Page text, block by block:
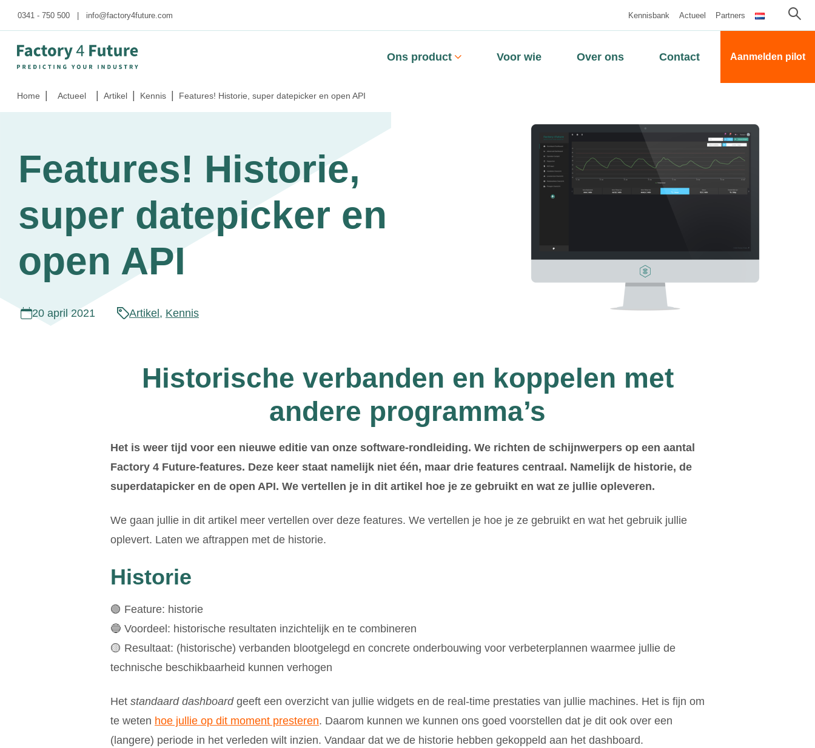
0341 - 750 500 | info@factory4future.com Kennisbank Actueel Partners
Ons product Voor wie Over ons Contact Aanmelden pilot
Home Actueel Artikel Kennis Features! Historie, super datepicker en open API
Features! Historie,
super datepicker en
open API
20 april 2021 Artikel , Kennis
Historische verbanden en koppelen met
andere programma’s
Het is weer tijd voor een nieuwe editie van onze software-rondleiding. We richten de schijnwerpers op een aantal
Factory 4 Future-features. Deze keer staat namelijk niet één, maar drie features centraal. Namelijk de historie, de
superdatapicker en de open API. We vertellen je in dit artikel hoe je ze gebruikt en wat ze jullie opleveren.
We gaan jullie in dit artikel meer vertellen over deze features. We vertellen je hoe je ze gebruikt en wat het gebruik jullie
oplevert. Laten we aftrappen met de historie.
Historie
🟢 Feature: historie
🔵 Voordeel: historische resultaten inzichtelijk en te combineren
🟡 Resultaat: (historische) verbanden blootgelegd en concrete onderbouwing voor verbeterplannen waarmee jullie de
technische beschikbaarheid kunnen verhogen
Het standaard dashboardgeeft een overzicht van jullie widgets en de real-time prestaties van jullie machines. Het is fijn om
te weten hoe jullie op dit moment presteren. Daarom kunnen we kunnen ons goed voorstellen dat je dit ook over een
(langere) periode in het verleden wilt inzien. Vandaar dat we de historie hebben gekoppeld aan het dashboard.